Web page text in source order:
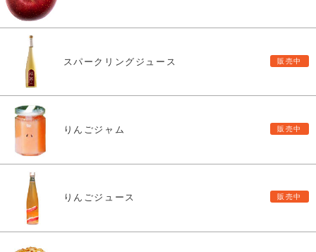
スパークリングジュース
りんごジャム
りんごジュース